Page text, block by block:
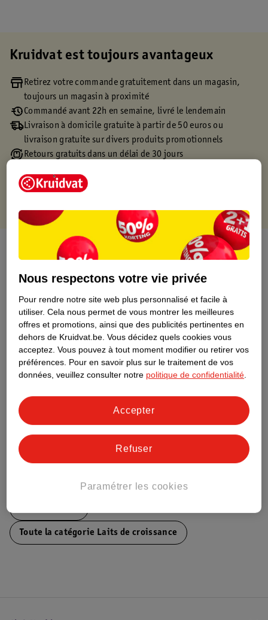
Kruidvat est toujours avantageux
Retirez votre commande gratuitement dans un magasin,
toujours un magasin à proximité
Commandé avant 22h en semaine, livré le lendemain
Livraison à domicile gratuite à partir de 50 euros ou
livraison gratuite sur divers produits promotionnels
Retours gratuits dans un délai de 30 jours
À propos de ce produit
Informations relatives au produit
Informations figurant sur l'étiquette
Nature Impact Score
Ce produit n’a (pas encore) de "Nature
Impact Score".
Informations sur la commande et la livraison
Toute la catégorie Laits de croissance
Nous respectons votre vie privée
Pour rendre notre site web plus personnalisé et facile à
utiliser. Cela nous permet de vous montrer les meilleures
offres et promotions, ainsi que des publicités pertinentes en
dehors de Kruidvat.be. Vous décidez quels cookies vous
acceptez. Vous pouvez à tout moment modifier ou retirer vos
préférences. Pour en savoir plus sur le traitement de vos
données, veuillez consulter notre politique de confidentialité.
Paramétrer les cookies
Refuser
Accepter